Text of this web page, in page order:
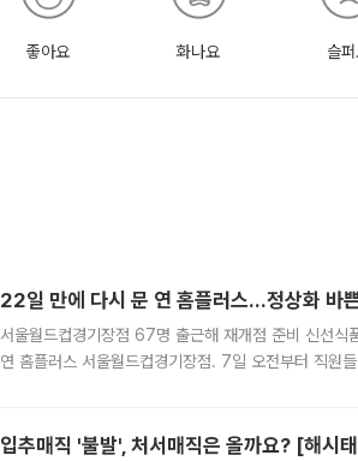
좋아요 화나요 슬
22일 만에 다시 문 연 홈플러스…정상화 바
서울월드컵경기장점 67명 출근해 재개점 준비 신선
연 홈플러스 서울월드컵경기장점. 7일 오전부터 직원
입추매직 '불발', 처서매직은 올까요? [해시